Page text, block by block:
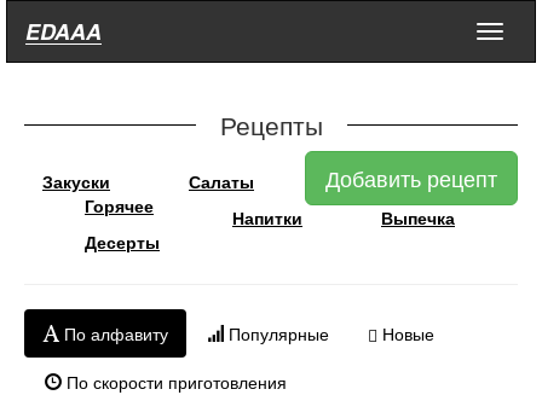
EDAAA Меню
Рецепты
Добавить рецепт
Закуски
Салаты
Горячее
Напитки
Выпечка
Десерты
По алфавиту Популярные
Новые
По скорости приготовления